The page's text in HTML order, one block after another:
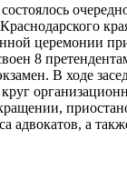
церемонии
8
В ходе
адвокатов, а